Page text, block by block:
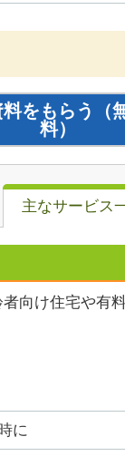
料をもらう
（
料）
主なサービス
向け住宅や有
に